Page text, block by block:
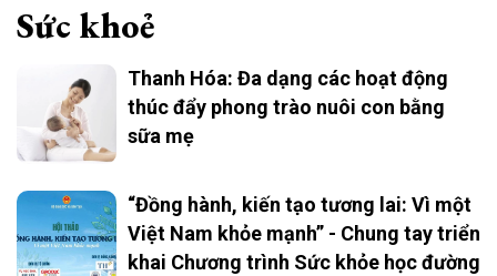
Sức khoẻ
Thanh Hóa: Đa dạng các hoạt động
thúc đẩy phong trào nuôi con bằng
sữa mẹ
“Đồng hành, kiến tạo tương lai: Vì một
Việt Nam khỏe mạnh” - Chung tay triển
khai Chương trình Sức khỏe học đường